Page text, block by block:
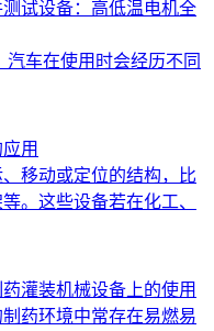
试设备：高低温电机全
车在使用时会经历不同
用
移动或定位的结构，比
。这些设备若在化工、
灌装机械设备上的使用
药环境中常存在易燃易